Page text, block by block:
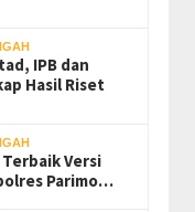
IPB dan
Hasil Riset
Versi
Parimo…